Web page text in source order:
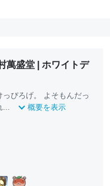
萬盛堂 | ホワイトデ
ぴろげ。 よそもんだっ
...
概要を表示